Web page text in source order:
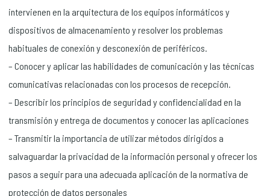
intervienen en la arquitectura de los equipos informáticos y
dispositivos de almacenamiento y resolver los problemas
habituales de conexión y desconexión de periféricos.
– Conocer y aplicar las habilidades de comunicación y las técnicas
comunicativas relacionadas con los procesos de recepción.
– Describir los principios de seguridad y confidencialidad en la
transmisión y entrega de documentos y conocer las aplicaciones
– Transmitir la importancia de utilizar métodos dirigidos a
salvaguardar la privacidad de la información personal y ofrecer los
pasos a seguir para una adecuada aplicación de la normativa de
protección de datos personales